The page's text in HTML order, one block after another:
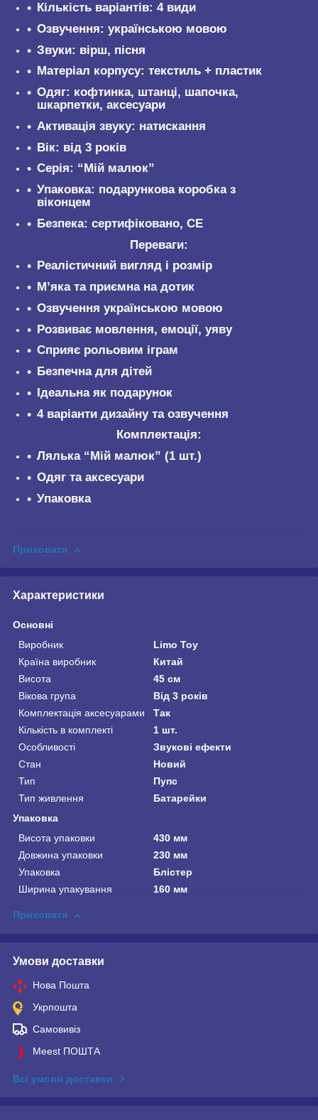
Кількість варіантів: 4 види
Озвучення: українською мовою
Звуки: вірш, пісня
Матеріал корпусу: текстиль + пластик
Одяг: кофтинка, штанці, шапочка,
шкарпетки, аксесуари
Активація звуку: натискання
Вік: від 3 років
Серія: “Мій малюк”
Упаковка: подарункова коробка з
віконцем
Безпека: сертифіковано, CE
Переваги:
Реалістичний вигляд і розмір
М’яка та приємна на дотик
Озвучення українською мовою
Розвиває мовлення, емоції, уяву
Сприяє рольовим іграм
Безпечна для дітей
Ідеальна як подарунок
4 варіанти дизайну та озвучення
Комплектація:
Лялька “Мій малюк” (1 шт.)
Одяг та аксесуари
Упаковка
Приховати
Характеристики
Основні
Виробник
Limo Toy
Країна виробник
Китай
Висота
45 см
Вікова група
Від 3 років
Комплектація аксесуарами
Так
Кількість в комплекті
1 шт.
Особливості
Звукові ефекти
Стан
Новий
Тип
Пупс
Тип живлення
Батарейки
Упаковка
Висота упаковки
430 мм
Довжина упаковки
230 мм
Упаковка
Блістер
Ширина упакування
160 мм
Приховати
Умови доставки
Нова Пошта
Укрпошта
Самовивіз
Meest ПОШТА
Всі умови доставки